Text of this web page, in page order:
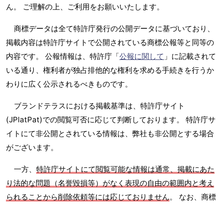
ん。 ご理解の上、ご利用をお願いいたします。
商標データは全て特許庁発行の公開データに基づいており、
掲載内容は特許庁サイトで公開されている商標公報等と同等の
内容です。 公報情報は、特許庁「公報に関して 」に記載されて
いる通り、権利者が独占排他的な権利を求める手続きを行うか
わりに広く公示されるべきものです。
ブランドテラスにおける掲載基準は、特許庁サイト
(JPlatPat)での閲覧可否に応じて判断しております。 特許庁サ
イトにて非公開とされている情報は、弊社も非公開とする場合
がございます。
一方、 特許庁サイトにて閲覧可能な情報は通常、掲載にあた
り法的な問題（名誉毀損等）がなく表現の自由の範囲内と考え
られることから削除依頼等には応じておりません。 なお、商標